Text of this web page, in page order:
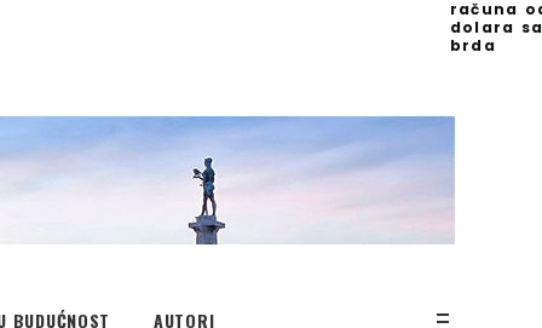
računa
dolara
brda
BUDUĆNOST AUTORI